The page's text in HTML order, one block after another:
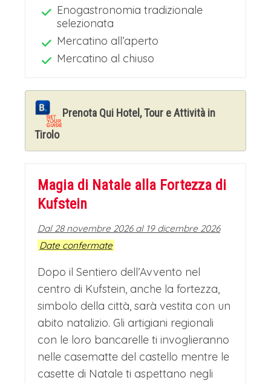
Enogastronomia tradizionale
selezionata
Mercatino all’aperto
Mercatino al chiuso
Prenota Qui Hotel, Tour e Attività in
Tirolo
Magia di Natale alla Fortezza di
Kufstein
Dal 28 novembre 2026 al 19 dicembre 2026
Date confermate
Dopo il Sentiero dell’Avvento nel
centro di Kufstein, anche la fortezza,
simbolo della città, sarà vestita con un
abito natalizio. Gli artigiani regionali
con le loro bancarelle ti invoglieranno
nelle casematte del castello mentre le
casette di Natale ti aspettano negli